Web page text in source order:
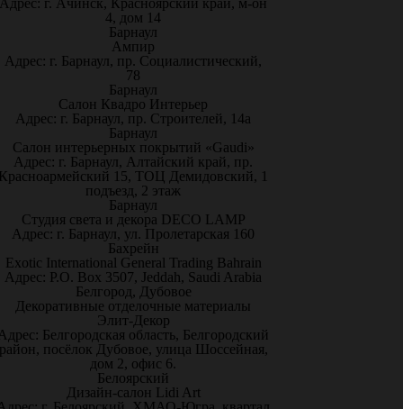
Адрес: г. Ачинск, Красноярский край, м-он
4, дом 14
Барнаул
Ампир
Адрес: г. Барнаул, пр. Социалистический,
78
Барнаул
Салон Квадро Интерьер
Адрес: г. Барнаул, пр. Строителей, 14а
Барнаул
Салон интерьерных покрытий «Gaudi»
Адрес: г. Барнаул, Алтайский край, пр.
15, ТОЦ Демидовский, 1
подъезд, 2 этаж
Барнаул
Студия света и декора DECO LAMP
Адрес: г. Барнаул, ул. Пролетарская 160
Бахрейн
Exotic International General Trading Bahrain
Адрес: P.O. Box 3507, Jeddah, Saudi Arabia
Белгород, Дубовое
Декоративные отделочные материалы
Элит-Декор
Белгородская область, Белгородский
посёлок Дубовое, улица Шоссейная,
дом 2, офис 6.
Белоярский
Дизайн-салон Lidi Art